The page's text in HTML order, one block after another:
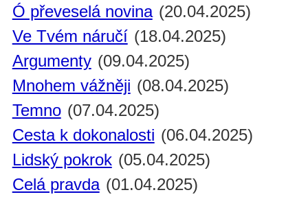
Ó převeselá novina (20.04.2025)
Ve Tvém náručí (18.04.2025)
Argumenty (09.04.2025)
Mnohem vážněji (08.04.2025)
Temno (07.04.2025)
Cesta k dokonalosti (06.04.2025)
Lidský pokrok (05.04.2025)
Celá pravda (01.04.2025)